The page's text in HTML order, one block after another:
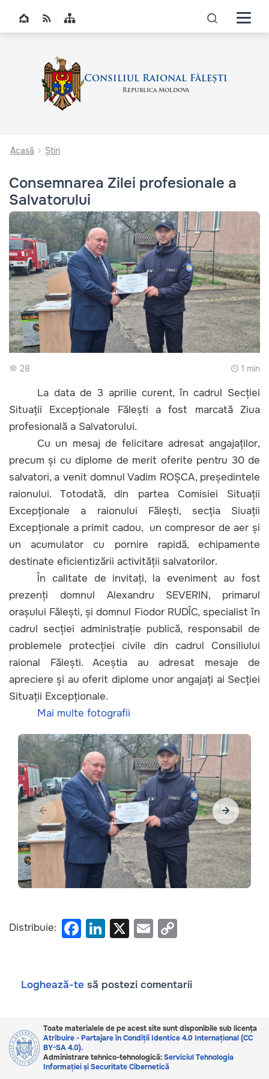
Top bar navigation icon
Consiliul Raional Fălești
Republica Moldova
Acasă Știri
Consemnarea Zilei profesionale a
Salvatorului
28 1 min
La data de 3 aprilie curent, în cadrul Secției
Situații Excepționale Fălești a fost marcată Ziua
profesională a Salvatorului.
Cu un mesaj de felicitare adresat angajaților,
precum și cu diplome de merit oferite pentru 30 de
salvatori, a venit domnul Vadim ROȘCA, președintele
raionului. Totodată, din partea Comisiei Situații
Excepționale a raionului Fălești, secția Siuații
Excepționale a primit cadou, un compresor de aer și
un acumulator cu pornire rapidă, echipamente
destinate eficientizării activității salvatorilor.
În calitate de invitați, la eveniment au fost
prezenți domnul Alexandru SEVERIN, primarul
orașului Fălești, și domnul Fiodor RUDÎC, specialist în
cadrul secției administrație publică, responsabil de
problemele protecției civile din cadrul Consiliului
raional Fălești. Aceștia au adresat mesaje de
apreciere și au oferit diplome unor angajați ai Secției
Situații Excepționale.
Mai multe fotografii
Distribuie: F
a
e
o
o
k
Li
n
e
n
X E
m
y
n
k
Loghează-te să postezi comentarii
Toate materialele de pe acest site sunt disponibile sub licența
Atribuire - Partajare în Condiții Identice 4.0 Internațional (CC
BY-SA 4.0).
Administrare tehnico-tehnologică:Serviciul Tehnologia
Informației și Securitate Cibernetică